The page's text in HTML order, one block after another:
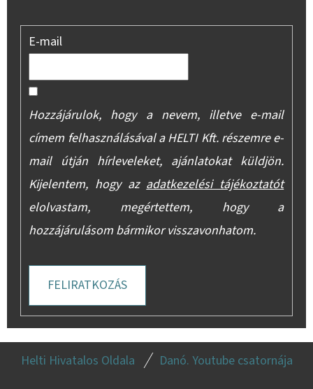
E-mail
Hozzájárulok, hogy a nevem, illetve e-mail
címem felhasználásával a HELTI Kft. részemre e-
mail útján hírleveleket, ajánlatokat küldjön.
Kijelentem, hogy azadatkezelési tájékoztatót
elolvastam, megértettem, hogy a
hozzájárulásom bármikor visszavonhatom.
FELIRATKOZÁS
Helti Hivatalos Oldala Danó. Youtube csatornája